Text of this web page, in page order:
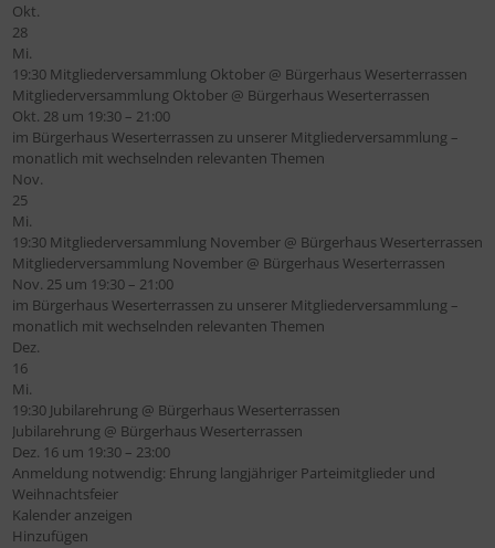
Okt.
28
Mi.
19:30 Mitgliederversammlung Oktober @ Bürgerhaus Weserterrassen
Mitgliederversammlung Oktober @ Bürgerhaus Weserterrassen
Okt. 28 um 19:30 – 21:00
im Bürgerhaus Weserterrassen zu unserer Mitgliederversammlung –
monatlich mit wechselnden relevanten Themen
Nov.
25
Mi.
19:30 Mitgliederversammlung November @ Bürgerhaus Weserterrassen
Mitgliederversammlung November @ Bürgerhaus Weserterrassen
Nov. 25 um 19:30 – 21:00
im Bürgerhaus Weserterrassen zu unserer Mitgliederversammlung –
monatlich mit wechselnden relevanten Themen
Dez.
16
Mi.
19:30 Jubilarehrung @ Bürgerhaus Weserterrassen
Jubilarehrung @ Bürgerhaus Weserterrassen
Dez. 16 um 19:30 – 23:00
Anmeldung notwendig: Ehrung langjähriger Parteimitglieder und
Weihnachtsfeier
Kalender anzeigen
Hinzufügen